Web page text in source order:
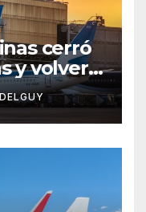
cerró
y volverá
las